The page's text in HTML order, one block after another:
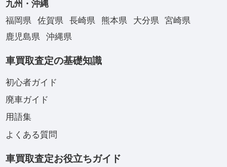
九州・沖縄
福岡県
佐賀県 長崎県 熊本県 大分県
宮崎県
鹿児島県
沖縄県
車買取査定の基礎知識
初心者ガイド
廃車ガイド
用語集
よくある質問
車買取査定お役立ちガイド